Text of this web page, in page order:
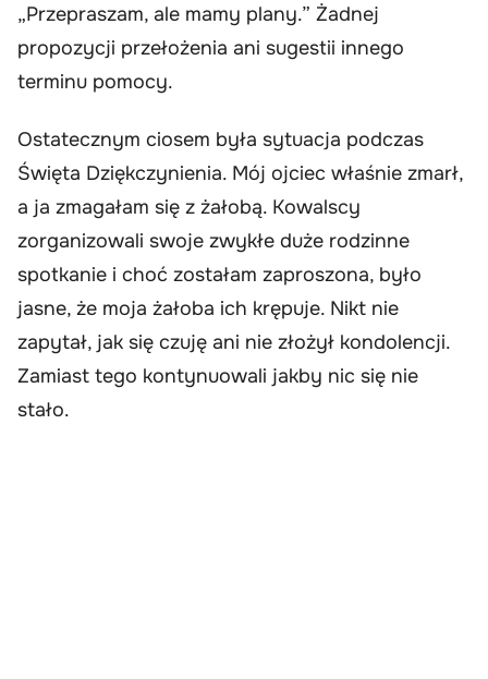
„Przepraszam, ale mamy plany.” Żadnej
propozycji przełożenia ani sugestii innego
terminu pomocy.
Ostatecznym ciosem była sytuacja podczas
Święta Dziękczynienia. Mój ojciec właśnie zmarł,
a ja zmagałam się z żałobą. Kowalscy
zorganizowali swoje zwykłe duże rodzinne
spotkanie i choć zostałam zaproszona, było
jasne, że moja żałoba ich krępuje. Nikt nie
zapytał, jak się czuję ani nie złożył kondolencji.
Zamiast tego kontynuowali jakby nic się nie
stało.